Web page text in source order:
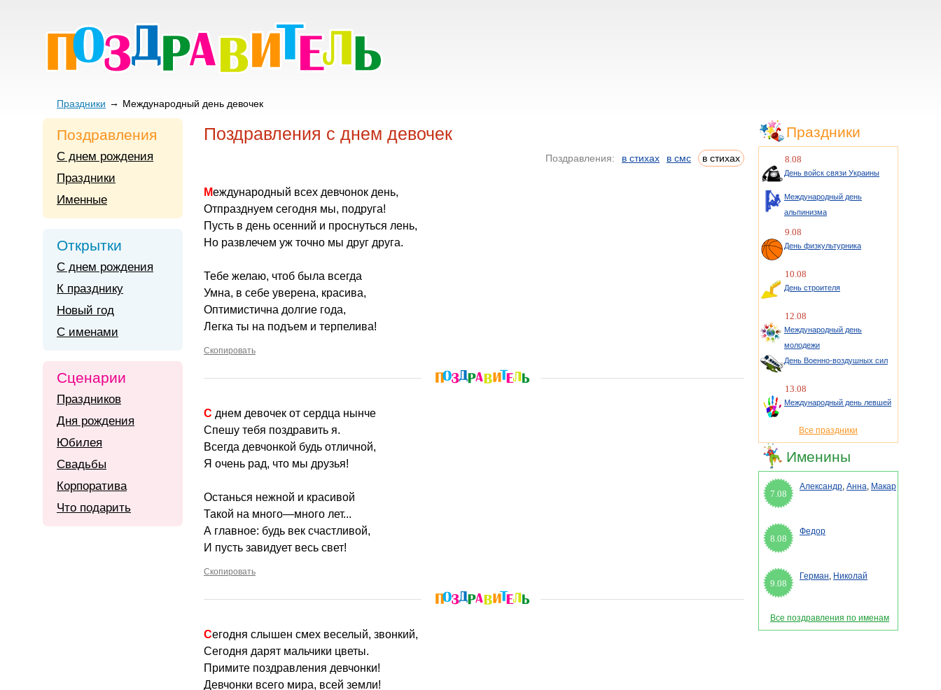
Праздники Международный день девочек
Поздравления с днем девочек
Поздравления: в стихах в смс в стихах
Международный всех девчонок день,
Отпразднуем сегодня мы, подруга!
Пусть в день осенний и проснуться лень,
Но развлечем уж точно мы друг друга.
Тебе желаю, чтоб была всегда
Умна, в себе уверена, красива,
Оптимистична долгие года,
Легка ты на подъем и терпелива!
Скопировать
С днем девочек от сердца нынче
Спешу тебя поздравить я.
Всегда девчонкой будь отличной,
Я очень рад, что мы друзья!
Останься нежной и красивой
Такой на много—много лет...
А главное: будь век счастливой,
И пусть завидует весь свет!
Скопировать
Сегодня слышен смех веселый, звонкий,
Сегодня дарят мальчики цветы.
Примите поздравления девчонки!
Девчонки всего мира, всей земли!
Поздравления
С днем рождения
Праздники
Именные
Открытки
С днем рождения
К празднику
Новый год
С именами
Сценарии
Праздников
Дня рождения
Юбилея
Свадьбы
Корпоратива
Что подарить
Праздники
8.08
День войск связи Украины
Международный день
альпинизма
9.08
День физкультурника
10.08
День строителя
12.08
Международный день
молодежи
День Военно-воздушных сил
13.08
Международный день левшей
Все праздники
Именины
7.08
Александр, Анна, Макар
8.08
Федор
9.08
Герман, Николай
Все поздравления по именам